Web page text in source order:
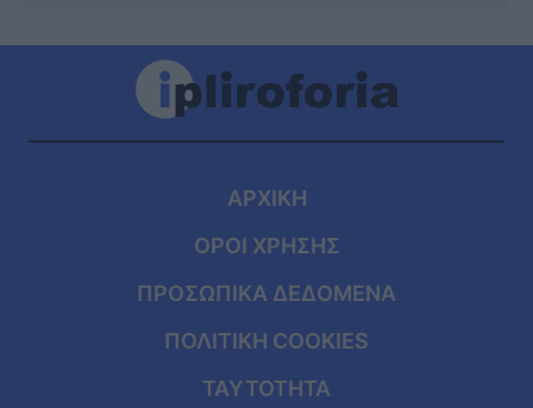
ΑΡΧΙΚΗ
ΟΡΟΙ ΧΡΗΣΗΣ
ΠΡΟΣΩΠΙΚΑ ΔΕΔΟΜΕΝΑ
ΠΟΛΙΤΙΚΗ COOKIES
ΤΑΥΤΟΤΗΤΑ